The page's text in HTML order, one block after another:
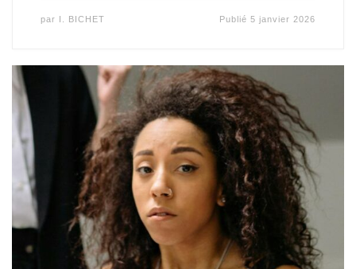
par I. BICHET Publié5 janvier 2026